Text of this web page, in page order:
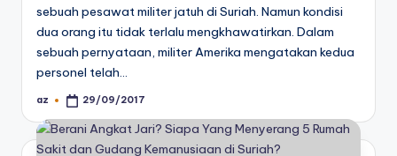
sebuah pesawat militer jatuh di Suriah. Namun kondisi
dua orang itu tidak terlalu mengkhawatirkan. Dalam
sebuah pernyataan, militer Amerika mengatakan kedua
personel telah…
Posted
az 29/09/2017